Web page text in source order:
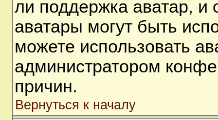
ли поддержка аватар, и
аватары могут быть
можете использовать
администратором
причин.
Вернуться к началу